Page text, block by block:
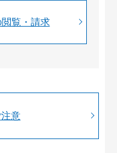
覧・請求
意